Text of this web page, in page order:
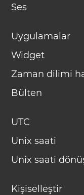
Ses
Uygulamalar
Widget
Zaman dilimi
Bülten
UTC
Unix saati
Unix saati
Kişiselleştir